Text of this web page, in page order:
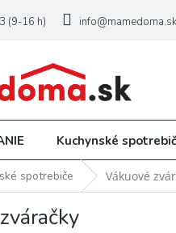
(9-16 h) info@mamedoma.sk
Kuchynské
spotrebiče Vákuové